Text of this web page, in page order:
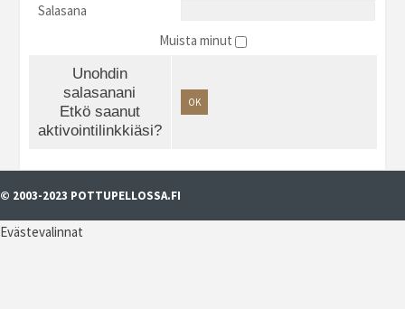
Salasana
Muista minut
Unohdin
salasanani
Etkö saanut
aktivointilinkkiäsi?
OK
© 2003-2023 POTTUPELLOSSA.FI
Evästevalinnat